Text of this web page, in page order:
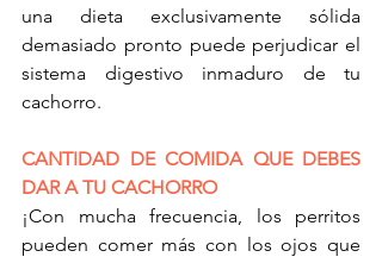
una dieta exclusivamente sólida
demasiado pronto puede perjudicar el
sistema digestivo inmaduro de tu
cachorro.
CANTIDAD DE COMIDA QUE DEBES
DAR A TU CACHORRO
¡Con mucha frecuencia, los perritos
pueden comer más con los ojos que